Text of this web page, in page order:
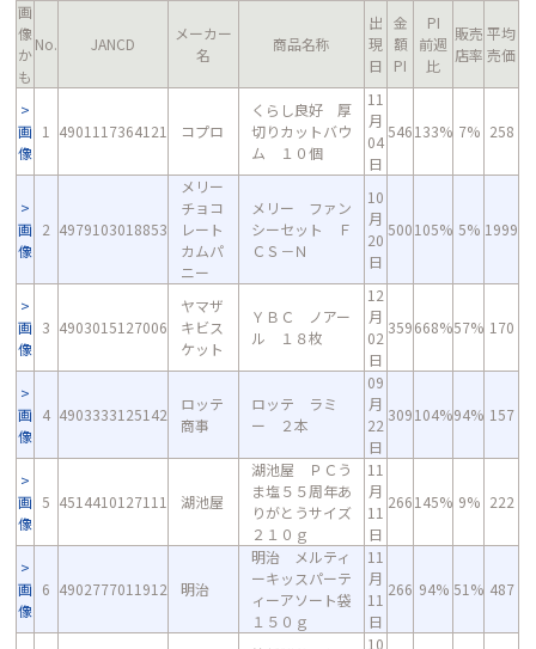
画
像
か
も
No. JANCD
メーカー
名
商品名称
出
現
日
金
額
PI
PI
前週
比
販売
店率
平均
売価
画
像
1 4901117364121 コプロ
くらし良好 厚
切りカットバウ
ム １０個
11
月
04
日
546133% 7% 258
画
像
2 4979103018853
メリー
チョコ
レート
カムパ
ニー
メリー ファン
シーセット Ｆ
ＣＳ－Ｎ
10
月
20
日
500105% 5% 1999
画
像
3 4903015127006
ヤマザ
キビス
ケット
ＹＢＣ ノアー
ル １８枚
12
月
02
日
359668%57% 170
画
像
4 4903333125142
ロッテ
商事
ロッテ ラミ
ー ２本
09
月
22
日
309104%94% 157
画
像
5 4514410127111 湖池屋
湖池屋 ＰＣう
ま塩５５周年あ
りがとうサイズ
２１０ｇ
11
月
11
日
266145% 9% 222
画
像
6 4902777011912 明治
明治 メルティ
ーキッスパーテ
ィーアソート袋
１５０ｇ
11
月
11
日
266 94% 51% 487
10